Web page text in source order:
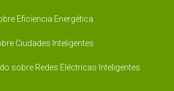
Eficiencia Energética
Ciudades Inteligentes
sobre Redes Eléctricas Inteligentes